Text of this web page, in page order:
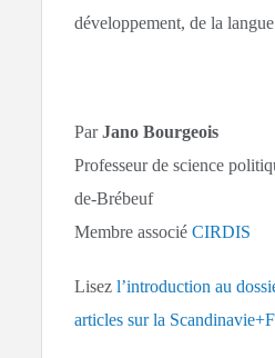
développement, de la
ParJano Bourgeois
Professeur de science
de-Brébeuf
Membre associéCIRDIS
Lisezl’introduction au
articles sur la